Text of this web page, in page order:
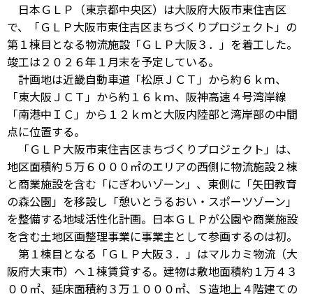
日本ＧＬＰ（東京都中央区）は大阪府大阪市東住吉区
で、「ＧＬＰ大阪市東住吉区まちづくりプロジェクト」の
第１棟目となる物流施設「ＧＬＰ大阪３．」を着工した。
竣工は２０２６年１月末を予定している。
計画地は近畿自動車道「松原ＪＣＴ」から約６ｋｍ、
「東大阪ＪＣＴ」から約１６ｋｍ、阪神高速４号湾岸線
「南港中ＩＣ」から１２ｋｍと大阪内陸部と湾岸部の中間
点に位置する。
「ＧＬＰ大阪市東住吉区まちづくりプロジェクト」は、
地区面積約５万６０００㎡のエリアの西側に物流施設２棟
と商業施設を含む「にぎわいゾーン」、東側に「矢田教育
の森公園」を移設し「憩いとうるおい・スポーツゾーン」
を整備する地域活性化計画。日本ＧＬＰが公園や商業施設
を含む土地区画整理事業に事業主として参画するのは初。
第１棟目となる「ＧＬＰ大阪３．」はマルカミ物流（大
阪府大東市）へ１棟賃貸する。建物は敷地面積約１万４３
００㎡、延床面積約３万１０００㎡、Ｓ造地上４階建ての